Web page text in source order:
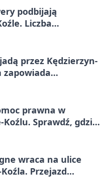
podbijają
Liczba
przez Kędzierzyn-
zapowiada
prawna w
Sprawdź, gdzie
wraca na ulice
Przejazd